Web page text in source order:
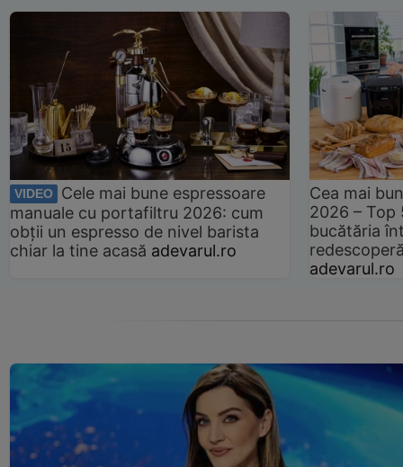
VIDEO
Cele mai bune espressoare
manuale cu portafiltru 2026: cum
obții un espresso de nivel barista
chiar la tine acasă adevarul.ro
Cea mai
2026 –
bucătăria
adevarul.ro